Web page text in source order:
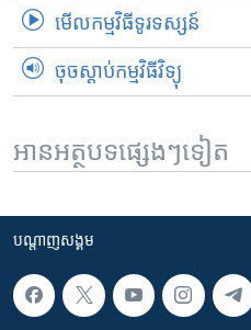
មើល​កម្មវិធី​ទូរទស្សន៍
ចុចស្តាប់កម្មវិធីវិទ្យុ
អានអត្ថបទផ្សេងៗទៀត
បណ្តាញ​សង្គម